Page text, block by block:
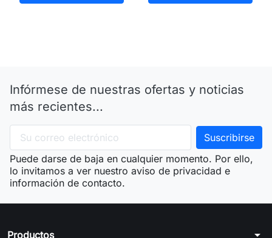
Infórmese de nuestras ofertas y noticias
más recientes...
Puede darse de baja en cualquier momento. Por ello,
lo invitamos a ver nuestro aviso de privacidad e
información de contacto.
Productos arrow_drop_down